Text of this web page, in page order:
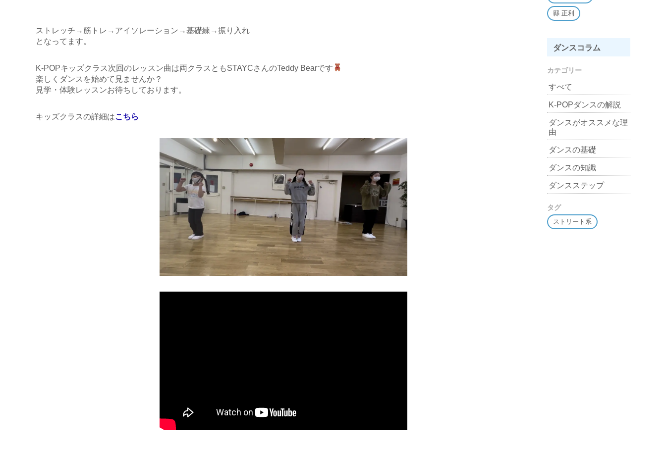
ストレッチ→筋トレ→アイソレーション→基礎練→振り入れ
となってます。
K-POPキッズクラス次回のレッスン曲は両クラスともSTAYCさんのTeddy Bearです
楽しくダンスを始めて見ませんか？
見学・体験レッスンお待ちしております。
キッズクラスの詳細はこちら
縣 正利
ダンスコラム
カテゴリー
すべて
K-POPダンスの解説
ダンスがオススメな理
由
ダンスの基礎
ダンスの知識
ダンスステップ
タグ
ストリート系